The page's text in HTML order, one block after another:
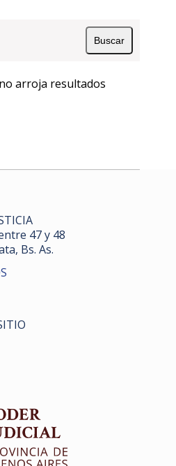
arroja resultados
47 y 48
Bs. As.